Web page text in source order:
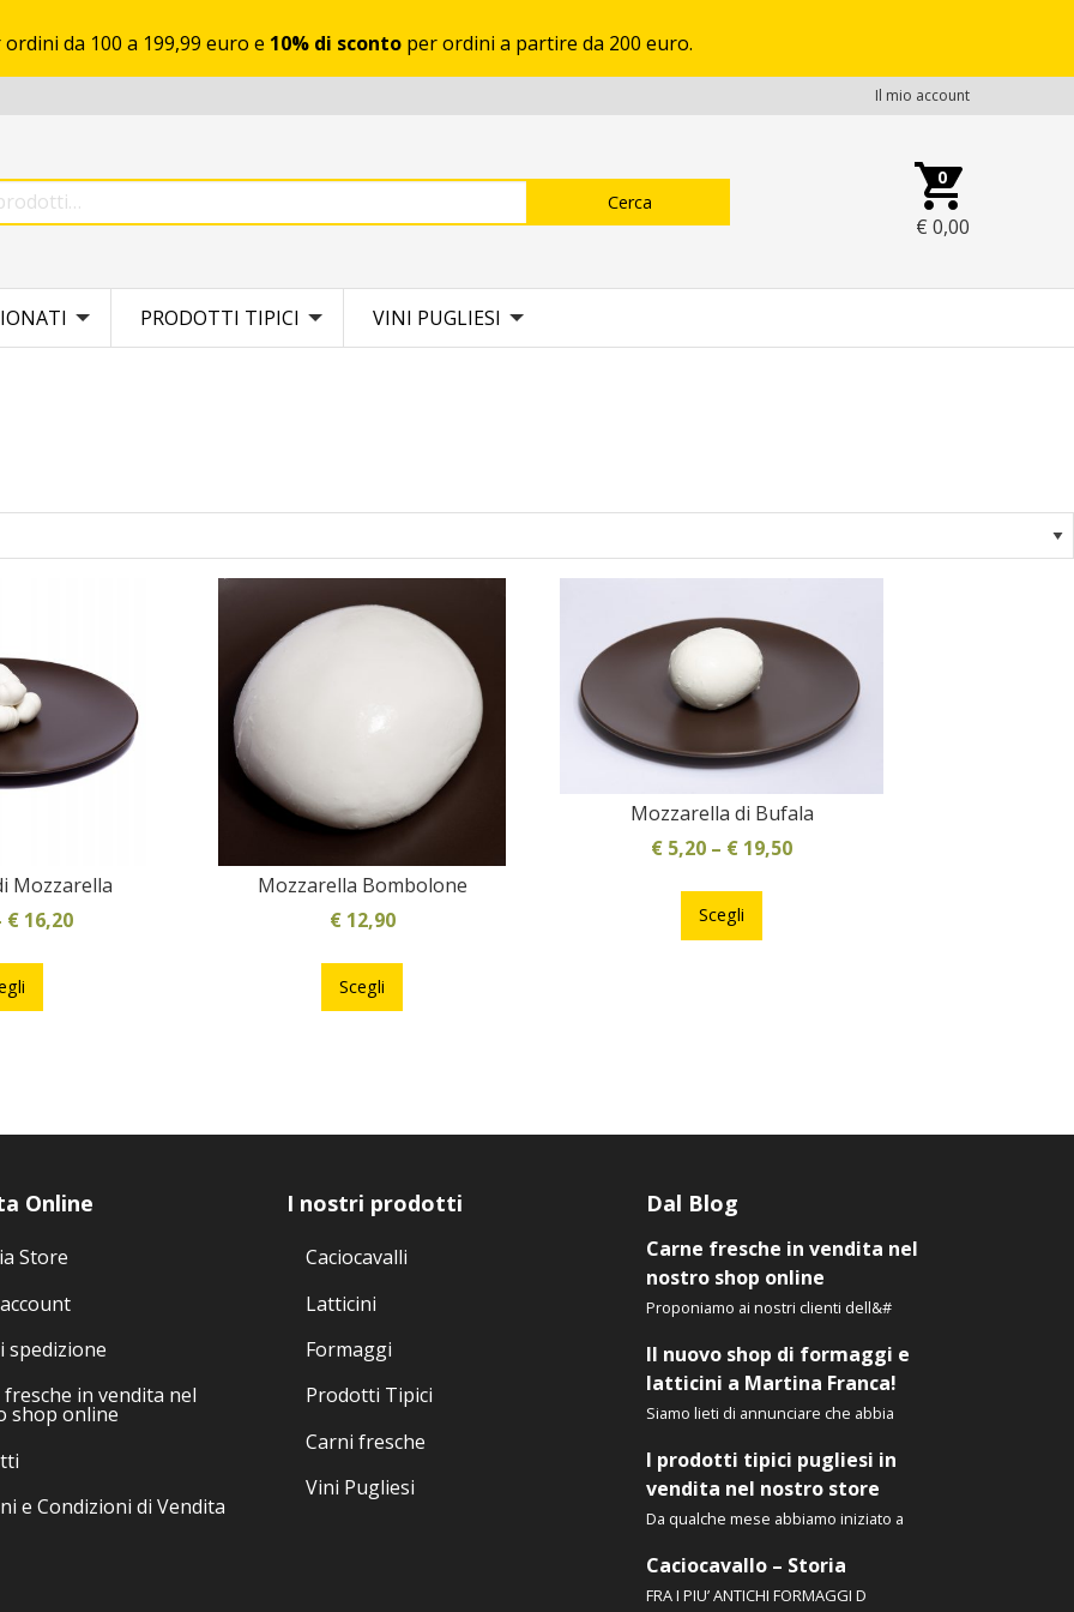
ordini da 100 a 199,99 euro e 10% di sconto per ordini a partire da 200 euro.
Il mio account
€ 0,00
0
PRODOTTI TIPICI VINI PUGLIESI
Mozzarella
€ 16,20
Questo
ha
opzioni
scelte
del
Mozzarella Bombolone
€12,90
Scegli
Questo
ha
opzioni
scelte
nella
Mozzarella di Bufala
€ 5,20 – € 19,50
Scegli
Questo
ha
prodotto
Online
Store
spedizione
fresche in vendita nel
shop online
e Condizioni di Vendita
I nostri prodotti
Caciocavalli
Latticini
Formaggi
Prodotti Tipici
Carni fresche
Vini Pugliesi
Dal Blog
Carne fresche in vendita nel
nostro shop online
Proponiamo ai nostri clienti dell&#
Il nuovo shop di formaggi e
latticini a Martina Franca!
Siamo lieti di annunciare che abbia
I prodotti tipici pugliesi in
vendita nel nostro store
Da qualche mese abbiamo iniziato a
Caciocavallo – Storia
FRA I PIU’ ANTICHI FORMAGGI D